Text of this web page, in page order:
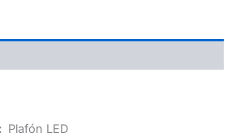
Plafón LED